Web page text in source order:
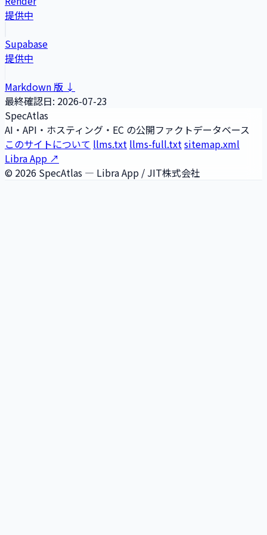
提供中
Supabase
提供中
Markdown 版 ↓
最終確認日: 2026-07-23
SpecAtlas
AI・API・ホスティング・EC の公開ファクトデータベース
このサイトについて llms.txt llms-full.txtsitemap.xml
Libra App ↗
© 2026 SpecAtlas — Libra App / JIT株式会社